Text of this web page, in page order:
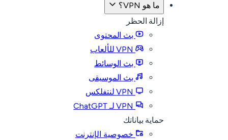
ما هو VPN؟
إزالة الحظر
بث المحتوى
بث الوسائط
بث الموسيقى
حماية بياناتك
خصوصية الإنترنت